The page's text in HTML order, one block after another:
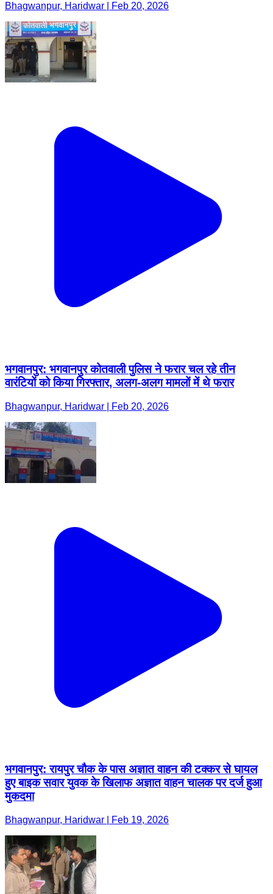
Bhagwanpur, Haridwar | Feb 20, 2026
भगवानपुर: भगवानपुर कोतवाली पुलिस ने फरार चल रहे तीन
वारंटियों को किया गिरफ्तार, अलग-अलग मामलों में थे फरार
Bhagwanpur, Haridwar | Feb 20, 2026
भगवानपुर: रायपुर चौक के पास अज्ञात वाहन की टक्कर से घायल
हुए बाइक सवार युवक के खिलाफ अज्ञात वाहन चालक पर दर्ज हुआ
मुकदमा
Bhagwanpur, Haridwar | Feb 19, 2026